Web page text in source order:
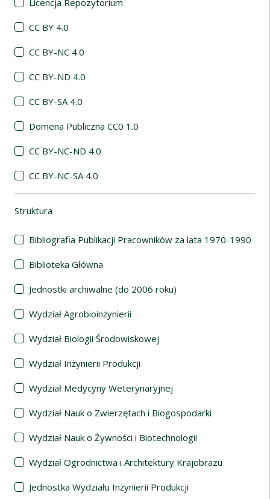
CC BY 4.0
CC BY-NC 4.0
CC BY-ND 4.0
CC BY-SA 4.0
Domena Publiczna CC0 1.0
CC BY-NC-ND 4.0
CC BY-NC-SA 4.0
Struktura
Bibliografia Publikacji Pracowników za lata 1970-1990
Biblioteka Główna
Jednostki archiwalne (do 2006 roku)
Wydział Agrobioinżynierii
Wydział Biologii Środowiskowej
Wydział Inżynierii Produkcji
Wydział Medycyny Weterynaryjnej
Wydział Nauk o Zwierzętach i Biogospodarki
Wydział Nauk o Żywności i Biotechnologii
Wydział Ogrodnictwa i Architektury Krajobrazu
Jednostka Wydziału Inżynierii Produkcji